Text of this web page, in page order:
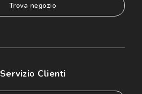
trova negozio
Servizio Clienti